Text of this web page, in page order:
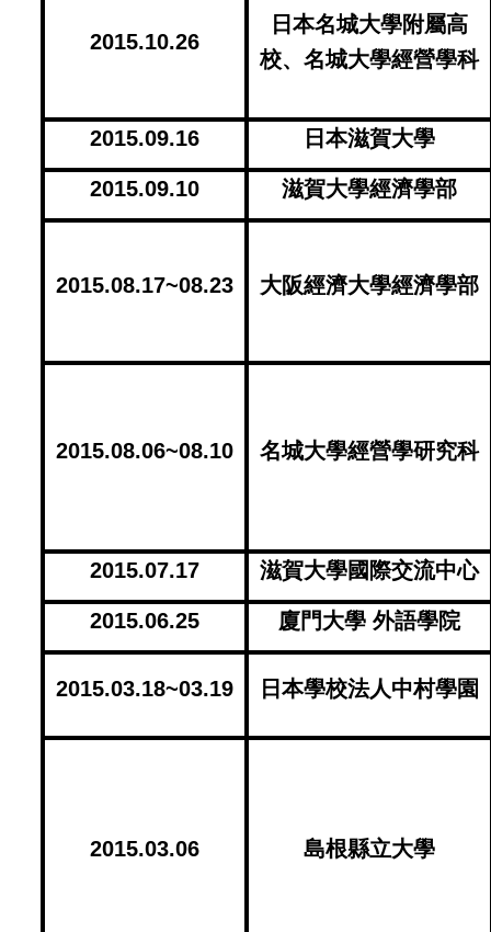
2015.10.26
日本名城大學附屬高
校、名城大學經營學科
2015.09.16 日本滋賀大學
2015.09.10 滋賀大學經濟學部
2015.08.17~08.23 大阪經濟大學經濟學部
2015.08.06~08.10 名城大學經營學研究科
2015.07.17 滋賀大學國際交流中心
2015.06.25 廈門大學 外語學院
2015.03.18~03.19 日本學校法人中村學園
2015.03.06 島根縣立大學